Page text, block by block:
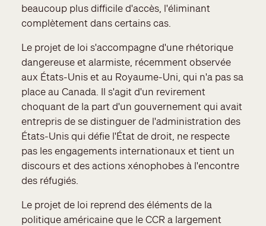
beaucoup plus difficile d'accès, l'éliminant
complètement dans certains cas.
Le projet de loi s'accompagne d'une rhétorique
dangereuse et alarmiste, récemment observée
aux États-Unis et au Royaume-Uni, qui n'a pas sa
place au Canada. Il s'agit d'un revirement
choquant de la part d'un gouvernement qui avait
entrepris de se distinguer de l'administration des
États-Unis qui défie l'État de droit, ne respecte
pas les engagements internationaux et tient un
discours et des actions xénophobes à l'encontre
des réfugiés.
Le projet de loi reprend des éléments de la
politique américaine que le CCR a largement